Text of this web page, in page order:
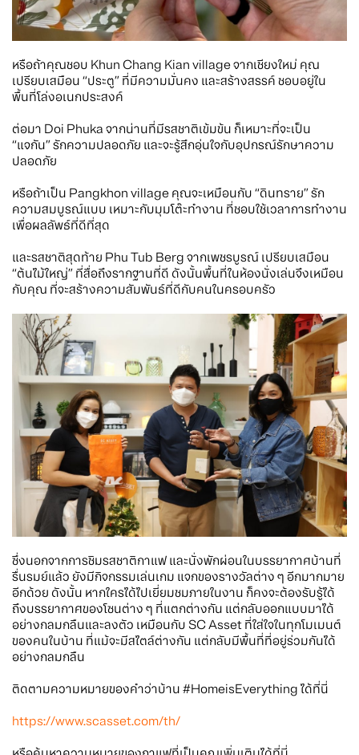
หรือถ้าคุณชอบ Khun Chang Kian village จากเชียงใหม่ คุณ
เปรียบเสมือน “ประตู” ที่มีความมั่นคง และสร้างสรรค์ ชอบอยู่ใน
พื้นที่โล่งอเนกประสงค์
ต่อมา Doi Phuka จากน่านที่มีรสชาติเข้มข้น ก็เหมาะที่จะเป็น
“แจกัน” รักความปลอดภัย และจะรู้สึกอุ่นใจกับอุปกรณ์รักษาความ
ปลอดภัย
หรือถ้าเป็น Pangkhon village คุณจะเหมือนกับ “ดินทราย” รัก
ความสมบูรณ์แบบ เหมาะกับมุมโต๊ะทำงาน ที่ชอบใช้เวลาการทำงาน
เพื่อผลลัพธ์ที่ดีที่สุด
และรสชาติสุดท้าย Phu Tub Berg จากเพชรบูรณ์ เปรียบเสมือน
“ต้นไม้ใหญ่” ที่สื่อถึงรากฐานที่ดี ดังนั้นพื้นที่ในห้องนั่งเล่นจึงเหมือน
กับคุณ ที่จะสร้างความสัมพันธ์ที่ดีกับคนในครอบครัว
ซึ่งนอกจากการชิมรสชาติกาแฟ และนั่งพักผ่อนในบรรยากาศบ้านที่
รื่นรมย์แล้ว ยังมีกิจกรรมเล่นเกม แจกของรางวัลต่าง ๆ อีกมากมาย
อีกด้วย ดังนั้น หากใครได้ไปเยี่ยมชมภายในงาน ก็คงจะต้องรับรู้ได้
ถึงบรรยากาศของโซนต่าง ๆ ที่แตกต่างกัน แต่กลับออกแบบมาได้
อย่างกลมกลืนและลงตัว เหมือนกับ SC Asset ที่ใส่ใจในทุกโมเมนต์
ของคนในบ้าน ที่แม้จะมีสไตล์ต่างกัน แต่กลับมีพื้นที่ที่อยู่ร่วมกันได้
อย่างกลมกลืน
ติดตามความหมายของคำว่าบ้าน #HomeisEverything ได้ที่นี่
https://www.scasset.com/th/